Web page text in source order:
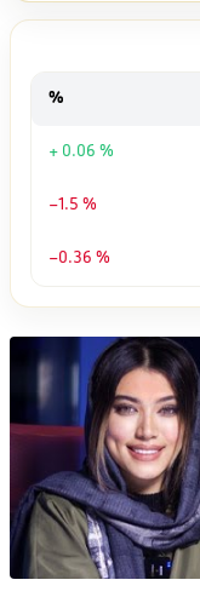
%
+ 0.06 %
-1.5 %
-0.36 %